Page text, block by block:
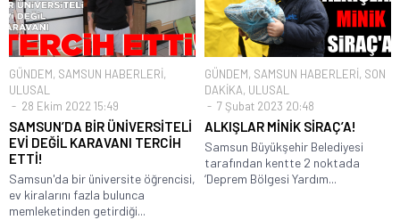
GÜNDEM, SAMSUN HABERLERİ,
ULUSAL
28 Ekim 2022 15:49
SAMSUN’DA BİR ÜNİVERSİTELİ
EVİ DEĞİL KARAVANI TERCİH
ETTİ!
Samsun'da bir üniversite öğrencisi,
ev kiralarını fazla bulunca
memleketinden getirdiği...
GÜNDEM, SAMSUN HABERLERİ, SON
DAKİKA, ULUSAL
7 Şubat 2023 20:48
ALKIŞLAR MİNİK SİRAÇ’A!
Samsun Büyükşehir Belediyesi
tarafından kentte 2 noktada
‘Deprem Bölgesi Yardım...